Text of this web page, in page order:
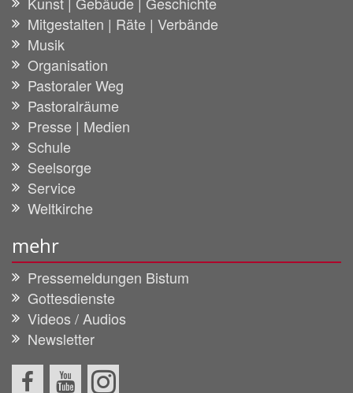
Mitgestalten | Räte | Verbände
Musik
Organisation
Pastoraler Weg
Pastoralräume
Presse | Medien
Schule
Seelsorge
Service
Weltkirche
mehr
Pressemeldungen Bistum
Gottesdienste
Videos / Audios
Newsletter